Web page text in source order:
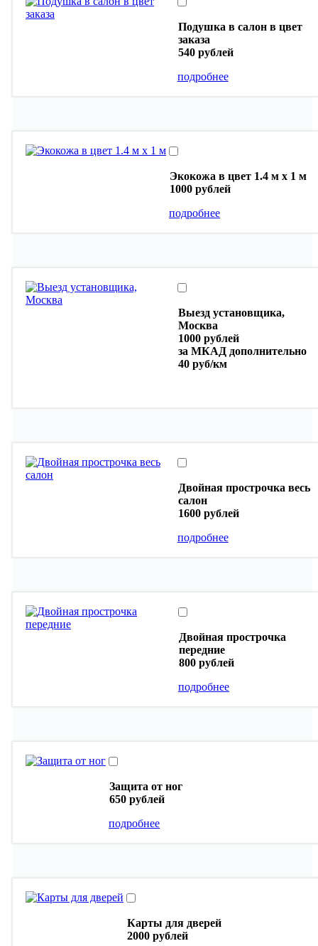
Подушка в салон в цвет
заказа
540 рублей
подробнее
Экокожа в цвет 1.4 м х 1 м
1000 рублей
подробнее
Выезд установщика,
Москва
1000 рублей
за МКАД дополнительно
40 руб/км
Двойная прострочка весь
салон
1600 рублей
подробнее
Двойная прострочка
передние
800 рублей
подробнее
Защита от ног
650 рублей
подробнее
Карты для дверей
2000 рублей